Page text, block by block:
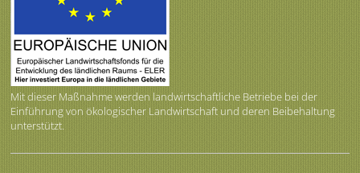
Mit dieser Maßnahme werden landwirtschaftliche Betriebe bei der
Einführung von ökologischer Landwirtschaft und deren Beibehaltung
unterstützt.